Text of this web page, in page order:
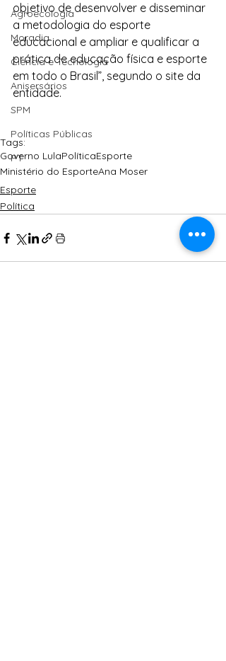
Agroecologia
Moradia
Ciência e Tecnologia
Anisersários
SPM
Políticas Públicas
PT
objetivo de desenvolver e disseminar
a metodologia do esporte
educacional e ampliar e qualificar a
prática de educação física e esporte
em todo o Brasil”, segundo o site da
entidade.
Tags:
Governo LulaPolíticaEsporte
Ministério do EsporteAna Moser
Esporte
Política